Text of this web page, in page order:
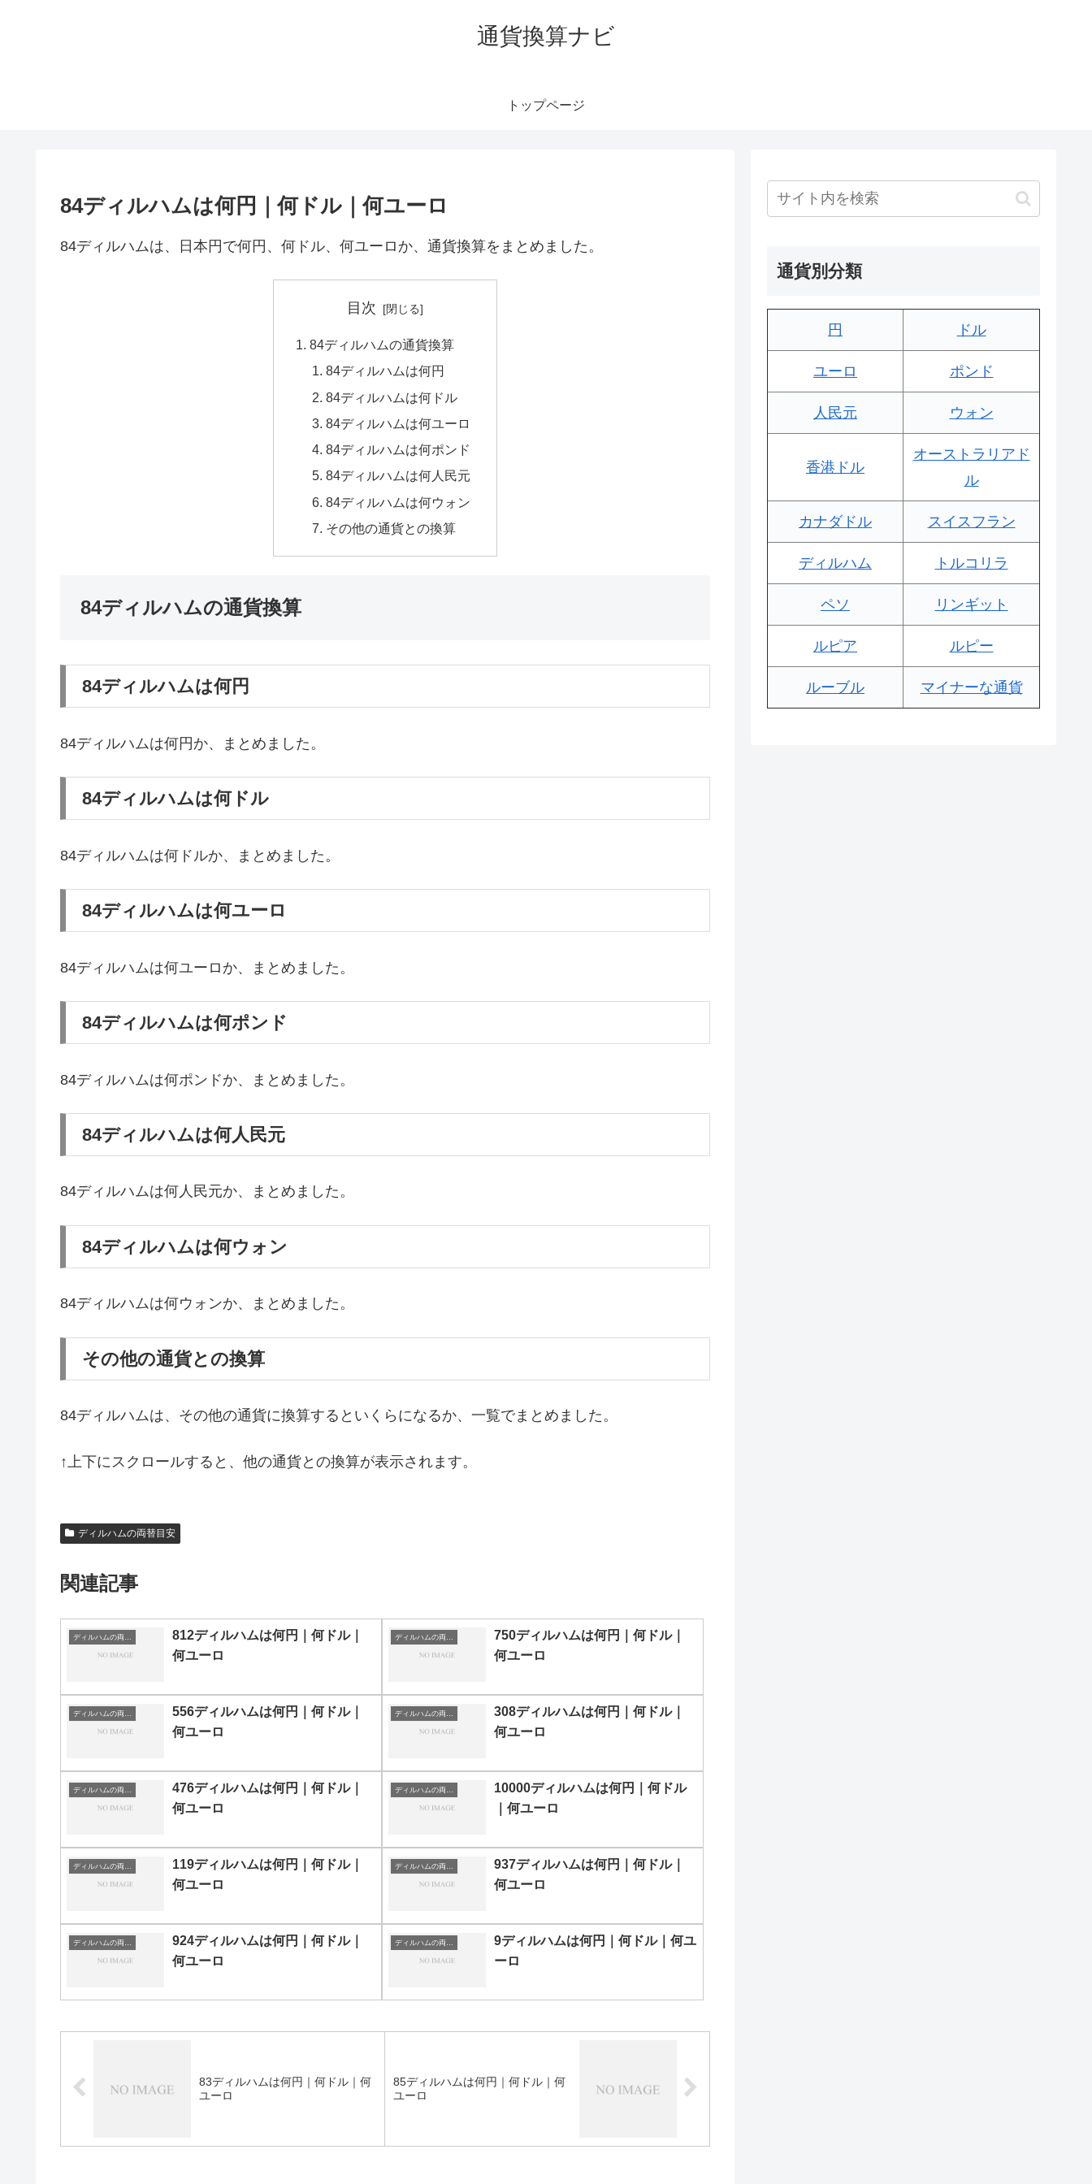
通貨換算ナビ
トップページ
84ディルハムは何円｜何ドル｜何ユーロ
84ディルハムは、日本円で何円、何ドル、何ユーロか、通貨換算をまとめました。
目次
84ディルハムの通貨換算
84ディルハムは何円
84ディルハムは何ドル
84ディルハムは何ユーロ
84ディルハムは何ポンド
84ディルハムは何人民元
84ディルハムは何ウォン
その他の通貨との換算
84ディルハムの通貨換算
84ディルハムは何円
84ディルハムは何円か、まとめました。
84ディルハムは何ドル
84ディルハムは何ドルか、まとめました。
84ディルハムは何ユーロ
84ディルハムは何ユーロか、まとめました。
84ディルハムは何ポンド
84ディルハムは何ポンドか、まとめました。
84ディルハムは何人民元
84ディルハムは何人民元か、まとめました。
84ディルハムは何ウォン
84ディルハムは何ウォンか、まとめました。
その他の通貨との換算
84ディルハムは、その他の通貨に換算するといくらになるか、一覧でまとめました。
↑上下にスクロールすると、他の通貨との換算が表示されます。
ディルハムの両替目安
関連記事
812ディルハムは何円｜何ドル｜
何ユーロ
750ディルハムは何円｜何ドル｜
何ユーロ
556ディルハムは何円｜何ドル｜
何ユーロ
308ディルハムは何円｜何ドル｜
何ユーロ
476ディルハムは何円｜何ドル｜
何ユーロ
10000ディルハムは何円｜何ドル
｜何ユーロ
119ディルハムは何円｜何ドル｜
何ユーロ
937ディルハムは何円｜何ドル｜
何ユーロ
924ディルハムは何円｜何ドル｜
何ユーロ
9ディルハムは何円｜何ドル｜何ユ
ーロ
83ディルハムは何円｜何ドル｜何
ユーロ
85ディルハムは何円｜何ドル｜何
ユーロ
通貨別分類
円 ドル
ユーロ ポンド
人民元 ウォン
香港ドル
オーストラリアド
ル
カナダドル スイスフラン
ディルハム トルコリラ
ペソ リンギット
ルピア ルピー
ルーブル マイナーな通貨